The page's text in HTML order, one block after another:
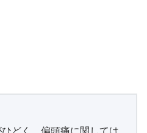
どく、偏頭痛に関しては